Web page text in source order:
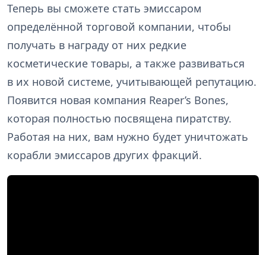
Теперь вы сможете стать эмиссаром
определённой торговой компании, чтобы
получать в награду от них редкие
косметические товары, а также развиваться
в их новой системе, учитывающей репутацию.
Появится новая компания Reaper’s Bones,
которая полностью посвящена пиратству.
Работая на них, вам нужно будет уничтожать
корабли эмиссаров других фракций.